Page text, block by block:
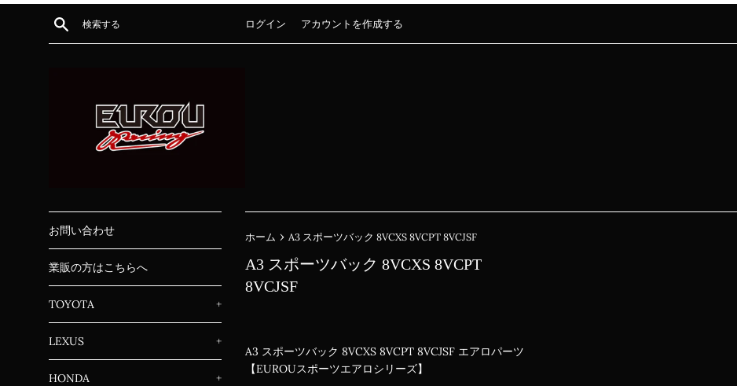
コ
検索する ログイン アカウントを作成する
お問い合わせ
業販の方はこちらへ
TOYOTA +
LEXUS +
HONDA +
ホーム › A3 スポーツバック 8VCXS 8VCPT 8VCJSF
A3 スポーツバック 8VCXS 8VCPT
8VCJSF
A3 スポーツバック 8VCXS 8VCPT 8VCJSF エアロパーツ
【EUROUスポーツエアロシリーズ】